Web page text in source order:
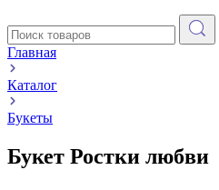
Главная
Каталог
Букеты
Букет Ростки любви